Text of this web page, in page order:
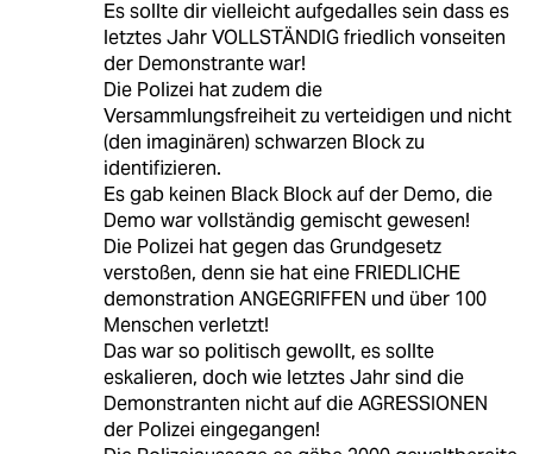
Es sollte dir vielleicht aufgedalles sein dass es
letztes Jahr VOLLSTÄNDIG friedlich vonseiten
der Demonstrante war!
Die Polizei hat zudem die
Versammlungsfreiheit zu verteidigen und nicht
(den imaginären) schwarzen Block zu
identifizieren.
Es gab keinen Black Block auf der Demo, die
Demo war vollständig gemischt gewesen!
Die Polizei hat gegen das Grundgesetz
verstoßen, denn sie hat eine FRIEDLICHE
demonstration ANGEGRIFFEN und über 100
Menschen verletzt!
Das war so politisch gewollt, es sollte
eskalieren, doch wie letztes Jahr sind die
Demonstranten nicht auf die AGRESSIONEN
der Polizei eingegangen!